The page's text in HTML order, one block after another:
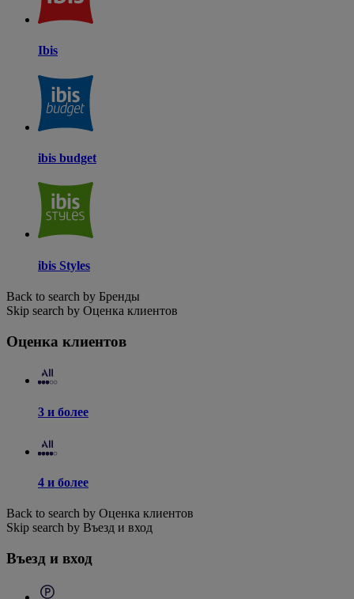
Ibis
ibis budget
ibis Styles
Back to search by Бренды
Skip search by Оценка клиентов
Оценка клиентов
3 и более
4 и более
Back to search by Оценка клиентов
Skip search by Въезд и вход
Въезд и вход